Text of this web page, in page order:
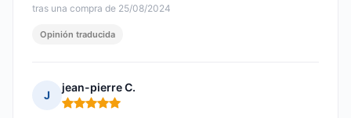
tras una compra de 25/08/2024
Opinión traducida
J
jean-pierre C.
Nota: 5 de 5